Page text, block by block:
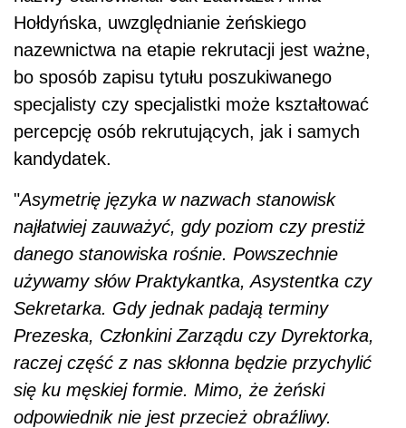
Hołdyńska, uwzględnianie żeńskiego
nazewnictwa na etapie rekrutacji jest ważne,
bo sposób zapisu tytułu poszukiwanego
specjalisty czy specjalistki może kształtować
percepcję osób rekrutujących, jak i samych
kandydatek.
"Asymetrię języka w nazwach stanowisk
najłatwiej zauważyć, gdy poziom czy prestiż
danego stanowiska rośnie. Powszechnie
używamy słów Praktykantka, Asystentka czy
Sekretarka. Gdy jednak padają terminy
Prezeska, Członkini Zarządu czy Dyrektorka,
raczej część z nas skłonna będzie przychylić
się ku męskiej formie. Mimo, że żeński
odpowiednik nie jest przecież obraźliwy.